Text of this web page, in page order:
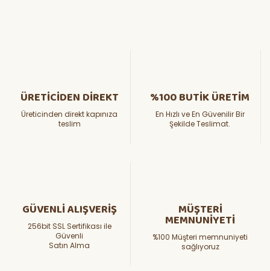
ÜRETİCİDEN DİREKT
Üreticinden direkt kapınıza
teslim
%100 BUTİK ÜRETİM
En Hızlı ve En Güvenilir Bir
Şekilde Teslimat.
GÜVENLİ ALIŞVERİŞ
256bit SSL Sertifikası ile
Güvenli
Satın Alma
MÜŞTERİ
MEMNUNİYETİ
%100 Müşteri memnuniyeti
sağlıyoruz